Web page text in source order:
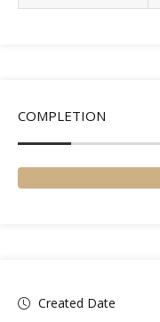
COMPLETION
Created Date